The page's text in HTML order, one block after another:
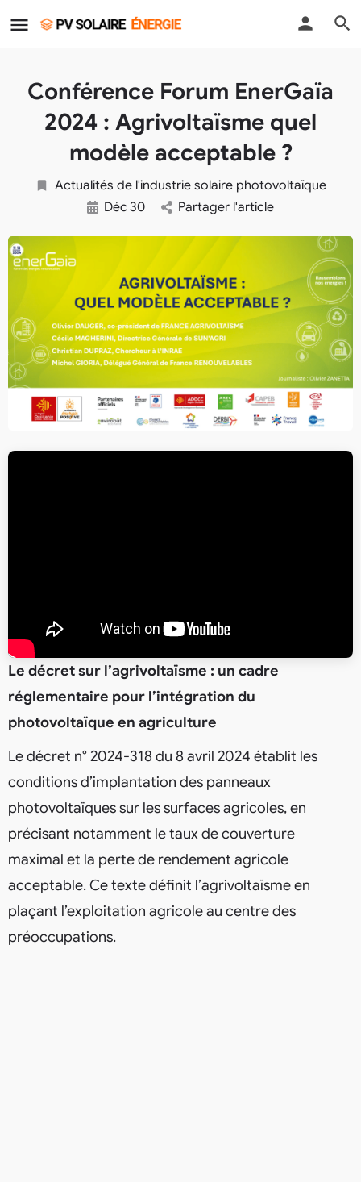
Conférence Forum EnerGaïa
2024 : Agrivoltaïsme quel
modèle acceptable ?
Actualités de l'industrie solaire photovoltaïque
Déc 30 Partager l'article
Le décret sur l’agrivoltaïsme : un cadre
réglementaire pour l’intégration du
photovoltaïque en agriculture
Le décret n° 2024-318 du 8 avril 2024 établit les
conditions d’implantation des panneaux
photovoltaïques sur les surfaces agricoles, en
précisant notamment le taux de couverture
maximal et la perte de rendement agricole
acceptable. Ce texte définit l’agrivoltaïsme en
plaçant l’exploitation agricole au centre des
préoccupations.